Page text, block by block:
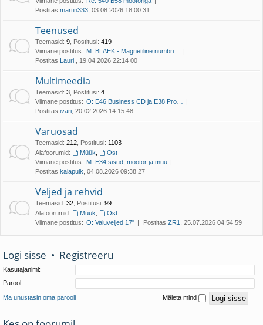
Postitas martin333 , 03.08.2026 18:00 31
Teenused
Teemasid: 9 Postitusi: 419
Viimane postitus: M: BLAEK - Magnetiline numbri…
Postitas Lauri. , 19.04.2026 22:14 00
Multimeedia
Teemasid: 3 Postitusi: 4
Viimane postitus: O: E46 Business CD ja E38 Pro…
Postitas ivari , 20.02.2026 14:15 48
Varuosad
Teemasid: 212 Postitusi: 1103
Alafoorumid:
Müük
Ost
Viimane postitus: M: E34 sisud, mootor ja muu
Postitas kalapulk , 04.08.2026 09:38 27
Veljed ja rehvid
Teemasid: 32 Postitusi: 99
Alafoorumid:
Müük
Ost
Viimane postitus: O: Valuveljed 17" Postitas ZR1 , 25.07.2026 04:54 59
Logi sisse • Registreeru
Kasutajanimi:
Parool:
Ma unustasin oma parooli Mäleta mind